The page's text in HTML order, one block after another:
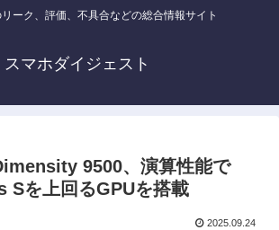
ーク、評価、不具合などの総合情報サイト
スマホダイジェスト
9500、演算性能で
Sを上回るGPUを搭載
2025.09.24